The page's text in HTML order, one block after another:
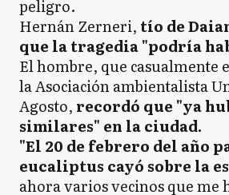
peligro.
Hernán Zerneri, tío de
que la tragedia "podría
El hombre, que casualmente
la Asociación ambientalista
Agosto, recordó que "ya
similares" en la ciudad.
"El 20 de febrero del año
eucaliptus cayó sobre la
ahora varios vecinos que me